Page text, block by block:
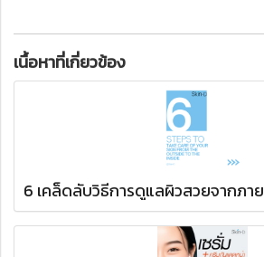
เนื้อหาที่เกี่ยวข้อง
6 เคล็ดลับวิธีการดูแลผิวสวยจากภา